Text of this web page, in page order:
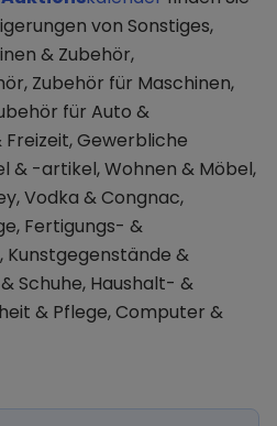
von Sonstiges,
& Zubehör,
Zubehör für Maschinen,
für Auto &
Gewerbliche
& -artikel, Wohnen & Möbel,
Vodka & Congnac,
Fertigungs- &
Kunstgegenstände &
Schuhe, Haushalt- &
& Pflege, Computer &